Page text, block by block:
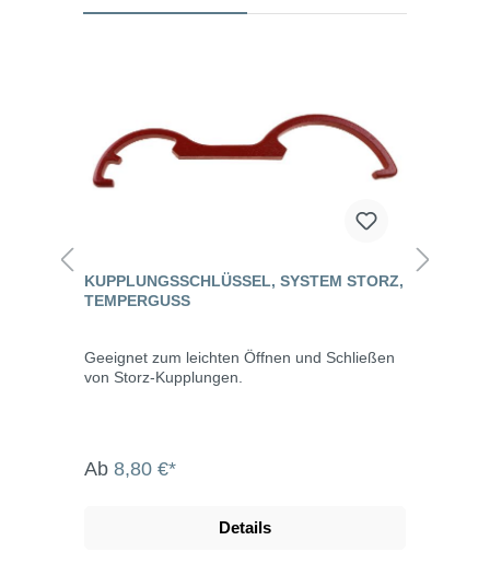
KUPPLUNGSSCHLÜSSEL, SYSTEM STORZ,
TEMPERGUSS
Geeignet zum leichten Öffnen und Schließen
von Storz-Kupplungen.
Ab 8,80 €*
Details